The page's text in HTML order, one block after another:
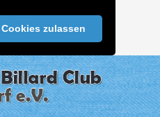
Cookies zulassen